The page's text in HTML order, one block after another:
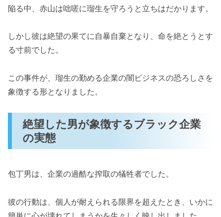
陥る中、赤山は咄嗟に瑠生を守ろうと立ちはだかります。
しかし彼は絶望の果てに自暴自棄となり、命を絶とうとす
る寸前でした。
この事件が、瑠生の勤める企業の闇ビジネスの恐ろしさを
象徴する形となりました。
絶望した男が象徴するブラック企業
の実態
包丁男は、企業の過酷な搾取の犠牲者でした。
彼の行動は、個人が耐えられる限界を超えたとき、いかに